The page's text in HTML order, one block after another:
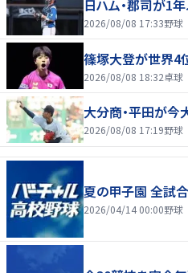
日ハム・郡司が1
2026/08/08 17:33野球
篠塚大登が世界4
2026/08/08 18:32卓球
大分商・平田が今
2026/08/08 17:19野球
夏の甲子園 全試
2026/04/14 00:00野球